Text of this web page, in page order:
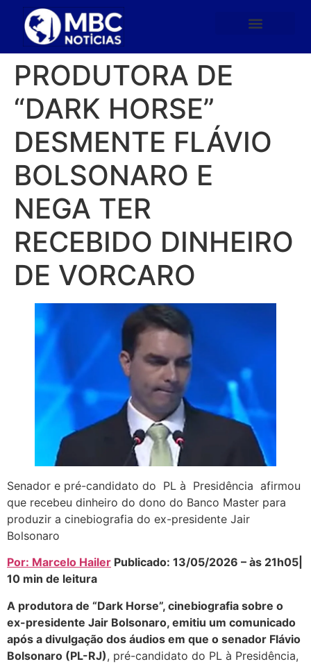
PRODUTORA DE
“DARK HORSE”
DESMENTE FLÁVIO
BOLSONARO E
NEGA TER
RECEBIDO DINHEIRO
DE VORCARO
Senador e pré-candidato do PL à Presidência afirmou
que recebeu dinheiro do dono do Banco Master para
produzir a cinebiografia do ex-presidente Jair
Bolsonaro
Por: Marcelo Hailer Publicado: 13/05/2026 – às 21h05|
10 min de leitura
A produtora de “Dark Horse”, cinebiografia sobre o
ex-presidente Jair Bolsonaro, emitiu um comunicado
após a divulgação dos áudios em que o senador Flávio
Bolsonaro (PL-RJ), pré-candidato do PL à Presidência,